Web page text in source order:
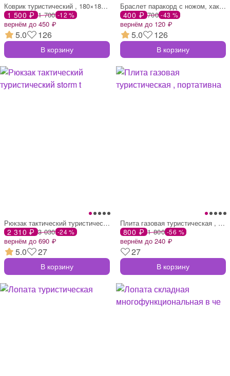
Коврик туристический , 180×180 см, зелен
1 500 ₽ 1 700 -12 %
вернём до 450 ₽
5.0 126
В корзину
Браслет паракорд с ножом, хаки, 25 см
400 ₽ 700 -43 %
вернём до 120 ₽
5.0 126
В корзину
Рюкзак тактический туристический storm t
2 310 ₽ 3 030 -24 %
вернём до 690 ₽
5.0 27
В корзину
Плита газовая туристическая , портативна
800 ₽ 1 800 -56 %
вернём до 240 ₽
27
В корзину